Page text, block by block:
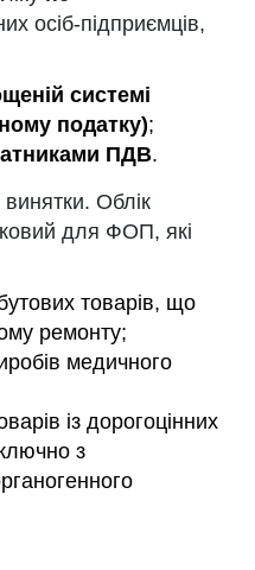
осіб-підприємців,
системі
податку);
ПДВ.
Облік
для ФОП, які
товарів, що
ремонту;
медичного
із дорогоцінних
з